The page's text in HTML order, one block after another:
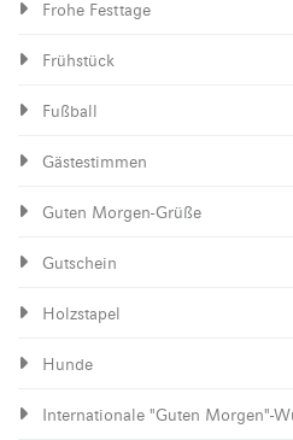
Frohe Festtage
Frühstück
Fußball
Gästestimmen
Guten Morgen-Grüße
Gutschein
Holzstapel
Hunde
Internationale "Guten Morgen"-